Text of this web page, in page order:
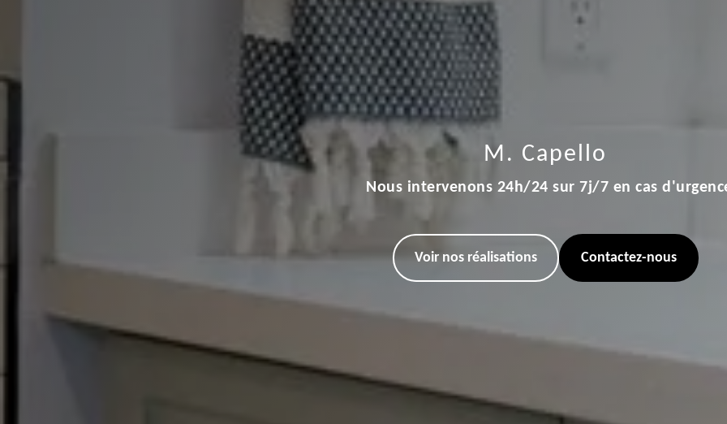
M. Capello
Nous intervenons 24h/24 sur 7j/7 en cas
Voir nos réalisations Contactez-nous